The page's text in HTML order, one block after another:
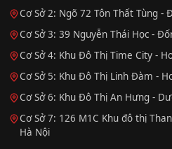
Cơ Sở 2: Ngõ 72 Tôn Thất Tùng -
Cơ Sở 3: 39 Nguyễn Thái Học -
Cơ Sở 4: Khu Đô Thị Time City -
Cơ Sở 5: Khu Đô Thị Linh Đàm -
Cơ Sở 6: Khu Đô Thị An Hưng -
Cơ Sở 7: 126 M1C Khu đô thị
Hà Nội